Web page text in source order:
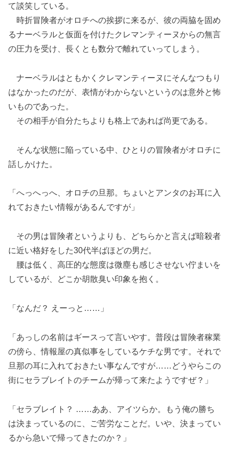
て談笑している。
時折冒険者がオロチへの挨拶に来るが、彼の両脇を固め
るナーベラルと仮面を付けたクレマンティーヌからの無言
の圧力を受け、長くとも数分で離れていってしまう。
ナーベラルはともかくクレマンティーヌにそんなつもり
はなかったのだが、表情がわからないというのは意外と怖
いものであった。
その相手が自分たちよりも格上であれば尚更である。
そんな状態に陥っている中、ひとりの冒険者がオロチに
話しかけた。
「へっへっへ、オロチの旦那。ちょいとアンタのお耳に入
れておきたい情報があるんですが」
その男は冒険者というよりも、どちらかと言えば暗殺者
に近い格好をした30代半ばほどの男だ。
腰は低く、高圧的な態度は微塵も感じさせない佇まいを
しているが、どこか胡散臭い印象を抱く。
「なんだ？ えーっと……」
「あっしの名前はギースって言いやす。普段は冒険者稼業
の傍ら、情報屋の真似事をしているケチな男です。それで
旦那の耳に入れておきたい事なんですが……どうやらこの
街にセラブレイトのチームが帰って来たようですぜ？」
「セラブレイト？ ……ああ、アイツらか。もう俺の勝ち
は決まっているのに、ご苦労なことだ。いや、決まってい
るから急いで帰ってきたのか？」